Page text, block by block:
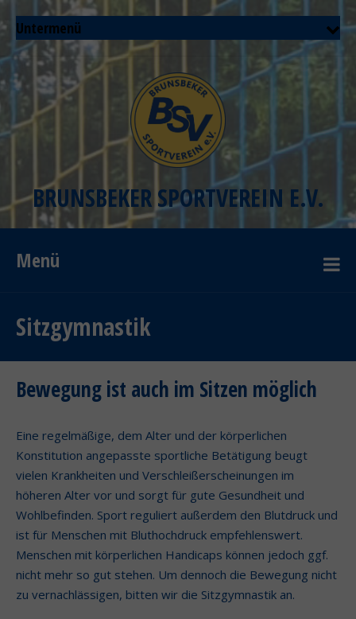
Untermenü
BRUNSBEKER SPORTVEREIN E.V.
Menü
Sitzgymnastik
Bewegung ist auch im Sitzen möglich
Eine regelmäßige, dem Alter und der körperlichen
Konstitution angepasste sportliche Betätigung beugt
vielen Krankheiten und Verschleißerscheinungen im
höheren Alter vor und sorgt für gute Gesundheit und
Wohlbefinden. Sport reguliert außerdem den Blutdruck und
ist für Menschen mit Bluthochdruck empfehlenswert.
Menschen mit körperlichen Handicaps können jedoch ggf.
nicht mehr so gut stehen. Um dennoch die Bewegung nicht
zu vernachlässigen, bitten wir die Sitzgymnastik an.